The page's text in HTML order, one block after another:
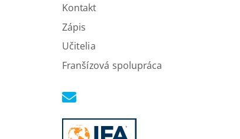
Kontakt
Zápis
Učitelia
Franšízová spolupráca